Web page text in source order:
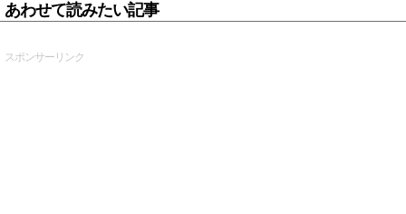
あわせて読みたい記事
スポンサーリンク